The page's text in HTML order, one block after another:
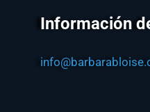
Información